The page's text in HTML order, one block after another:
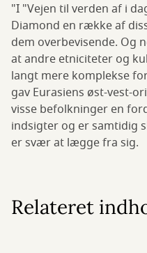
"I "Vejen til verden af i
Diamond en række af
dem overbevisende. Og
at andre etniciteter og
langt mere komplekse
gav Eurasiens øst-vest-
visse befolkninger en
indsigter og er samtidig
er svær at lægge fra sig.
Relateret